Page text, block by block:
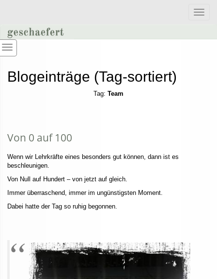
Toggle
Blogeinträge (Tag-sortiert)
Tag: Team
Von 0 auf 100
Wenn wir Lehrkräfte eines besonders gut können, dann ist es
beschleunigen.
Von Null auf Hundert – von jetzt auf gleich.
Immer überraschend, immer im ungünstigsten Moment.
Dabei hatte der Tag so ruhig begonnen.